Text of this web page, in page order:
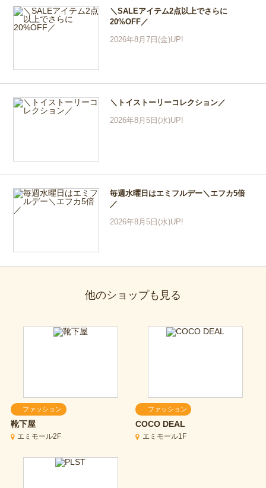
＼SALEアイテム2点以上でさらに
20%OFF／
2026年8月7日(金)UP!
＼トイストーリーコレクション／
2026年8月5日(水)UP!
毎週水曜日はエミフルデー＼エフカ5倍
／
2026年8月5日(水)UP!
他のショップも見る
ファッション
靴下屋
エミモール2F
ファッション
COCO DEAL
エミモール1F